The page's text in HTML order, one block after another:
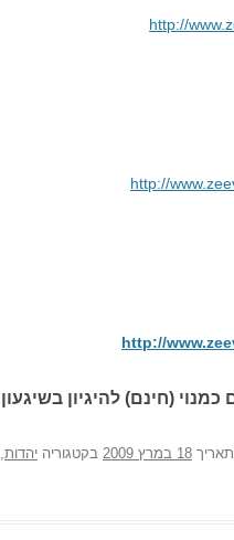
http://
http://
http://
כמנוי (חינם) להיגיון בשיגעון
18 במרץ 2009 בקטגוריה יהדות,